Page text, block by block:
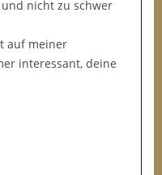
nicht zu schwer
auf meiner
interessant, deine